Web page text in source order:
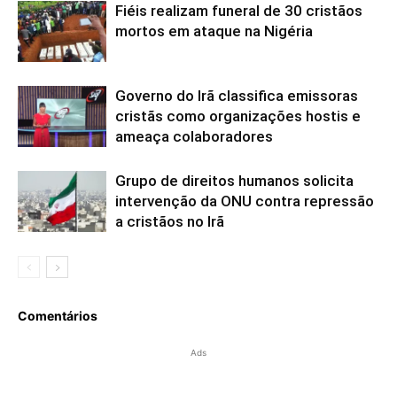
Fiéis realizam funeral de 30 cristãos
mortos em ataque na Nigéria
Governo do Irã classifica emissoras
cristãs como organizações hostis e
ameaça colaboradores
Grupo de direitos humanos solicita
intervenção da ONU contra repressão
a cristãos no Irã
Comentários
Ads